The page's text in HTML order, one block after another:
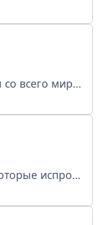
Самые вкусные торты со всего мира! (подписаны 13 ваших контактов) Пригласить друзей https://t.me/+tJ3uri8H8j0zMDVi по рекламе: @zefirkahelp № 4980907430
Делюсь рецептами, которые испробовала лично и привнесла,что то свое. Мой Instagram: https://instagram.com/vkusno_by_seva?igshid=YmMyMTA2M2Y= Reklama bo’yicha @vkusnoseva